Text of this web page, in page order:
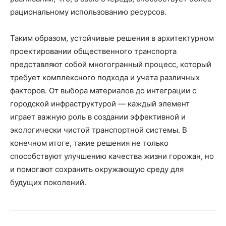
рациональному использованию ресурсов.
Таким образом, устойчивые решения в архитектурном
проектировании общественного транспорта
представляют собой многогранный процесс, который
требует комплексного подхода и учета различных
факторов. От выбора материалов до интеграции с
городской инфраструктурой — каждый элемент
играет важную роль в создании эффективной и
экологически чистой транспортной системы. В
конечном итоге, такие решения не только
способствуют улучшению качества жизни горожан, но
и помогают сохранить окружающую среду для
будущих поколений.